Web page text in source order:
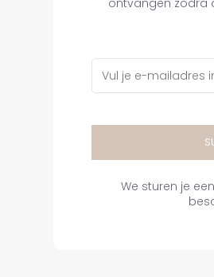
Clip On Collection
ontvangen zodra
We sturen je